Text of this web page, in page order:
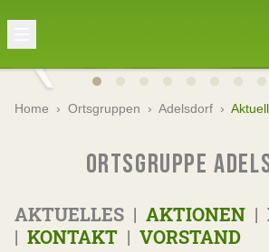
Home › Ortsgruppen › Adelsdorf ›
ORTSGRUPPE
AKTUELLES | AKTIONEN |
| KONTAKT | VORSTAND